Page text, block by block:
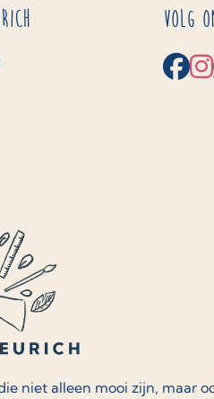
Volg
niet alleen mooi zijn, maar